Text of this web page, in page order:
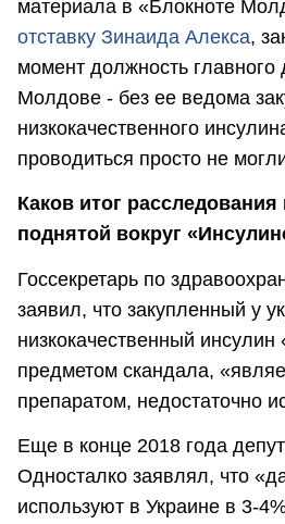
материала в «Блокноте
отставку Зинаида Алекса,
момент должность главного
Молдове - без ее ведома
низкокачественного
проводиться просто не
Каков итог
поднятой вокруг
Госсекретарь по
заявил, что закупленный у
низкокачественный
предметом скандала,
препаратом, недостаточно
Еще в конце 2018 года
Односталко заявлял, что
используют в Украине в 3-